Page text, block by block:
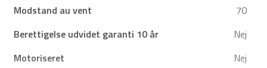
Modstand au vent
70
Berettigelse udvidet garanti 10 år
Nej
Motoriseret
Nej